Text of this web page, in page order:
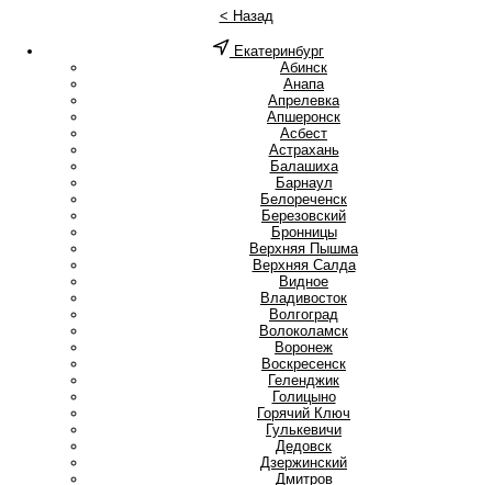
< Назад
Екатеринбург
Абинск
Анапа
Апрелевка
Апшеронск
Асбест
Астрахань
Балашиха
Барнаул
Белореченск
Березовский
Бронницы
Верхняя Пышма
Верхняя Салда
Видное
Владивосток
Волгоград
Волоколамск
Воронеж
Воскресенск
Геленджик
Голицыно
Горячий Ключ
Гулькевичи
Дедовск
Дзержинский
Дмитров